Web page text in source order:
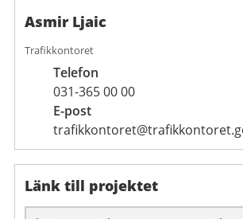
Asmir Ljaic
Trafikkontoret
Telefon
031-365 00 00
E-post
Länk till projektet